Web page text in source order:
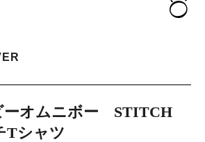
ーオムニボー STITCH
Tシャツ